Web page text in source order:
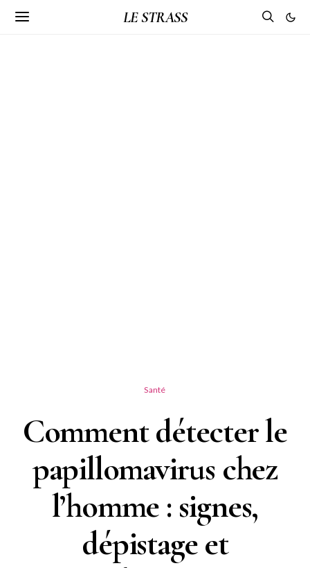
LE STRASS
Santé
Comment détecter le
papillomavirus chez
l’homme : signes,
dépistage et